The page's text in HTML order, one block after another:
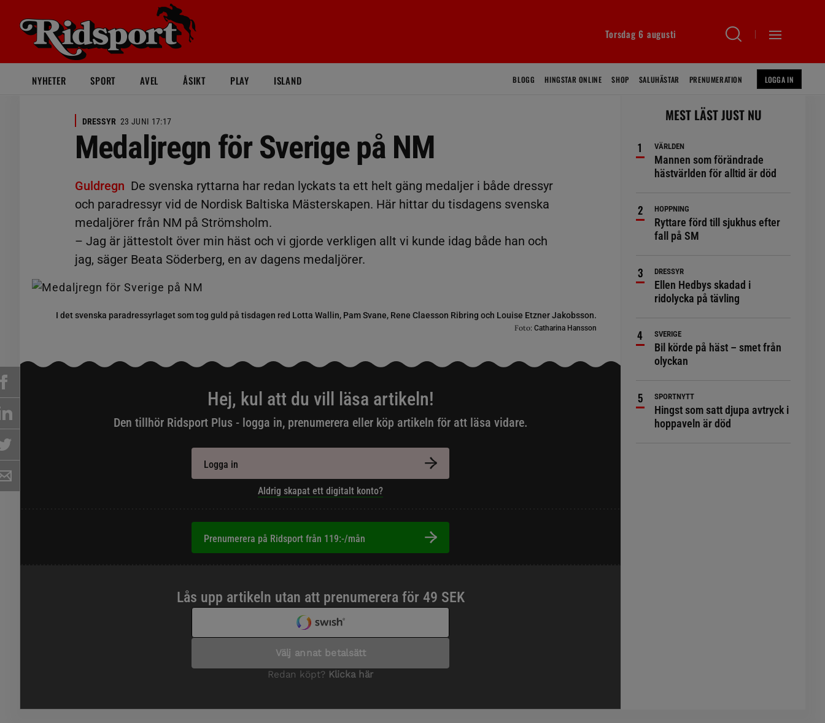
Torsdag 6 augusti
NYHETER SPORT AVEL ÅSIKT PLAY ISLAND BLOGG HINGSTAR ONLINE SHOP SALUHÄSTAR PRENUMERATION LOGGA IN
DRESSYR 23 JUNI 17:17
Medaljregn för Sverige på NM
Guldregn De svenska ryttarna har redan lyckats ta ett helt gäng medaljer i både dressyr
och paradressyr vid de Nordisk Baltiska Mästerskapen. Här hittar du tisdagens svenska
medaljörer från NM på Strömsholm.
– Jag är jättestolt över min häst och vi gjorde verkligen allt vi kunde idag både han och
jag, säger Beata Söderberg, en av dagens medaljörer.
I det svenska paradressyrlaget som tog guld på tisdagen red Lotta Wallin, Pam Svane, Rene Claesson Ribring och Louise Etzner Jakobsson.
Foto: Catharina Hansson
Hej, kul att du vill läsa artikeln!
Den tillhör Ridsport Plus - logga in, prenumerera eller köp artikeln för att läsa vidare.
Logga in
Aldrig skapat ett digitalt konto?
Prenumerera på Ridsport från 119:-/mån
MEST LÄST JUST NU
VÄRLDEN
Mannen som förändrade
hästvärlden för alltid är död
HOPPNING
Ryttare förd till sjukhus efter
fall på SM
DRESSYR
Ellen Hedbys skadad i
ridolycka på tävling
SVERIGE
Bil körde på häst – smet från
olyckan
SPORTNYTT
Hingst som satt djupa avtryck i
hoppaveln är död